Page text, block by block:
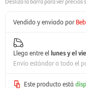
Vendido y enviado por
Llega entre el lunes y el
Envío estándar a todo el
Este producto está